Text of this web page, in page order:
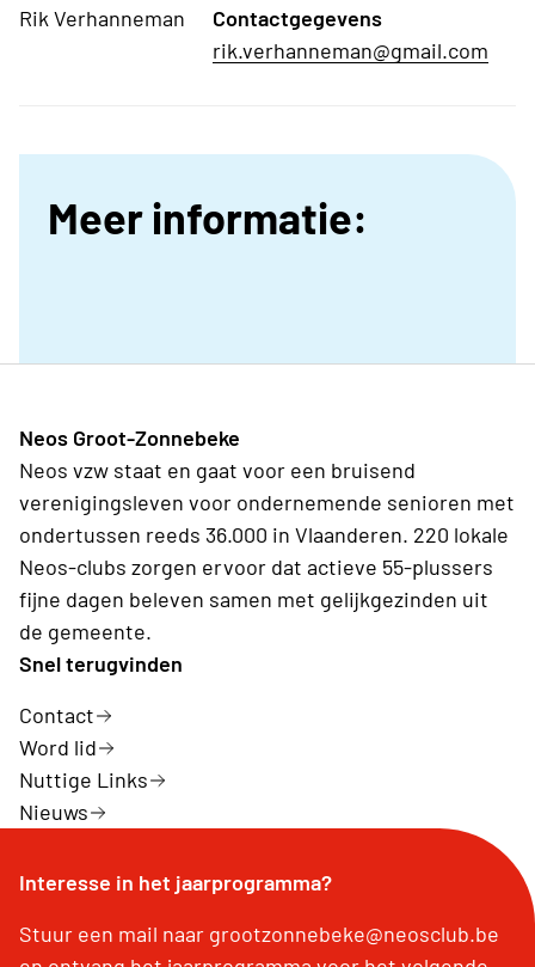
Rik Verhanneman
Contactgegevens
rik.verhanneman@gmail.com
Meer informatie:
Neos Groot-Zonnebeke
Neos vzw staat en gaat voor een bruisend
verenigingsleven voor ondernemende senioren met
ondertussen reeds 36.000 in Vlaanderen. 220 lokale
Neos-clubs zorgen ervoor dat actieve 55-plussers
fijne dagen beleven samen met gelijkgezinden uit
de gemeente.
Snel terugvinden
Contact
Word lid
Nuttige Links
Nieuws
Interesse in het jaarprogramma?
Stuur een mail naar grootzonnebeke@neosclub.be